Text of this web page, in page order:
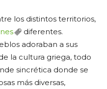
los distintos territorios,
diferentes.
adoraban a sus
la cultura griega, todo
sincrética donde se
más diversas,